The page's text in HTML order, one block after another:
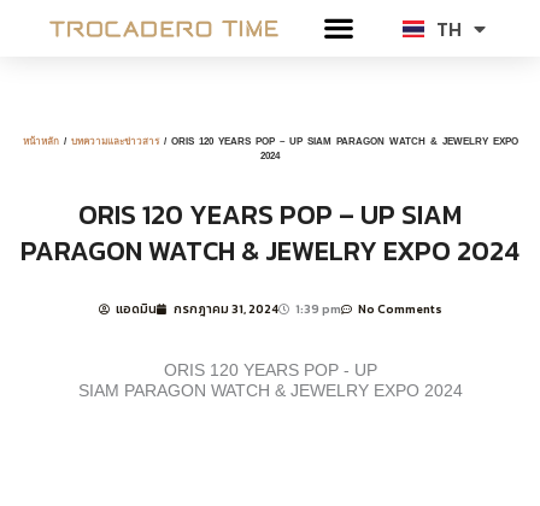
TH
EN
หน้าหลัก/ บทความและข่าวสาร/ ORIS 120 YEARS POP – UP SIAM PARAGON WATCH & JEWELRY EXPO
2024
ORIS 120 YEARS POP – UP SIAM
PARAGON WATCH & JEWELRY EXPO 2024
แอดมิน กรกฎาคม 31, 2024 1:39 pm No Comments
ORIS 120 YEARS POP - UP
SIAM PARAGON WATCH & JEWELRY EXPO 2024